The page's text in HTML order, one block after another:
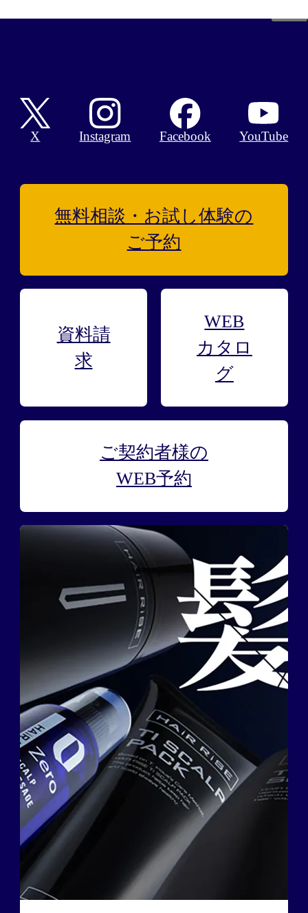
X Instagram Facebook YouTube
無料相談・お試し体験の
ご予約
資料請
求
WEB
カタロ
グ
ご契約者様の
WEB予約